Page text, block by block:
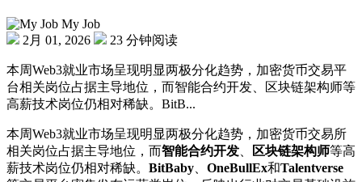
My Job
2月 01, 2026
23 分钟阅读
本周Web3就业市场呈现明显两极分化趋势，加密货币交易平
台相关岗位占据主导地位，而智能合约开发、区块链架构师等
高薪技术岗位仍相对稀缺。BitB...
本周Web3就业市场呈现明显两极分化趋势，加密货币交易所
相关岗位占据主导地位，而智能合约开发、 区块链架构师等高
薪技术岗位仍相对稀缺。 BitBaby、 OneBullEx和Talentverse